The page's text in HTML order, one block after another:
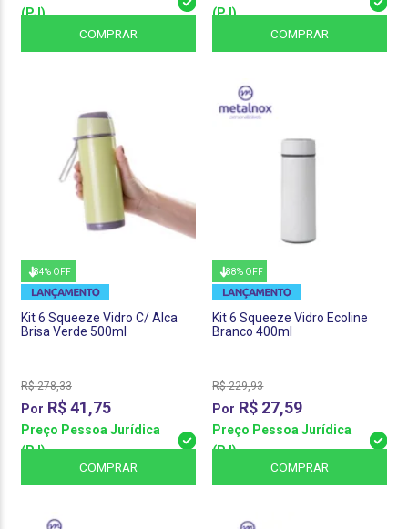
(PJ)
COMPRAR
(PJ)
COMPRAR
84% OFF
Kit 6 Squeeze Vidro C/ Alca
Brisa Verde 500ml
R$ 278,33
R$41,75
Preço Pessoa Jurídica
(PJ)
COMPRAR
88% OFF
Kit 6 Squeeze Vidro Ecoline
Branco 400ml
R$ 229,93
R$ 27,59
Preço Pessoa Jurídica
(PJ)
COMPRAR